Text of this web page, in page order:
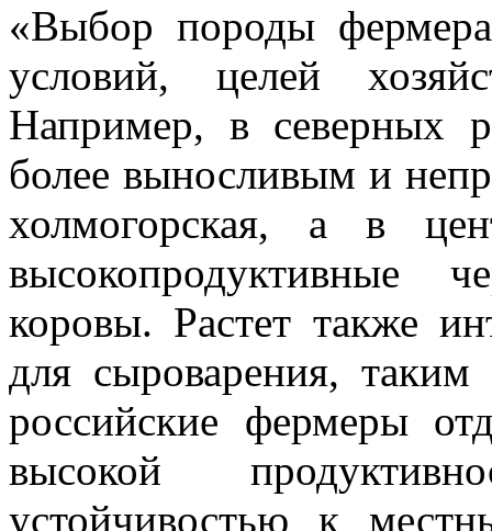
«Выбор породы
условий, целей
Например, в северных
более выносливым и
холмогорская, а в
высокопродуктивные
коровы. Растет также
для сыроварения,
российские фермеры
высокой
устойчивостью к